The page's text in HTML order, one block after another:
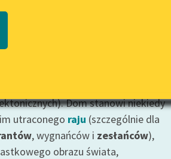
PDF
wrażliwych
Deklaracja dostępności
z motywem domu myśleliśmy
pewnym miejscu wyobraźniowym, niż
Dom stanowi niekiedy
utraconego raju (szczególnie dla
, wygnańców i zesłańców),
obrazu świata,